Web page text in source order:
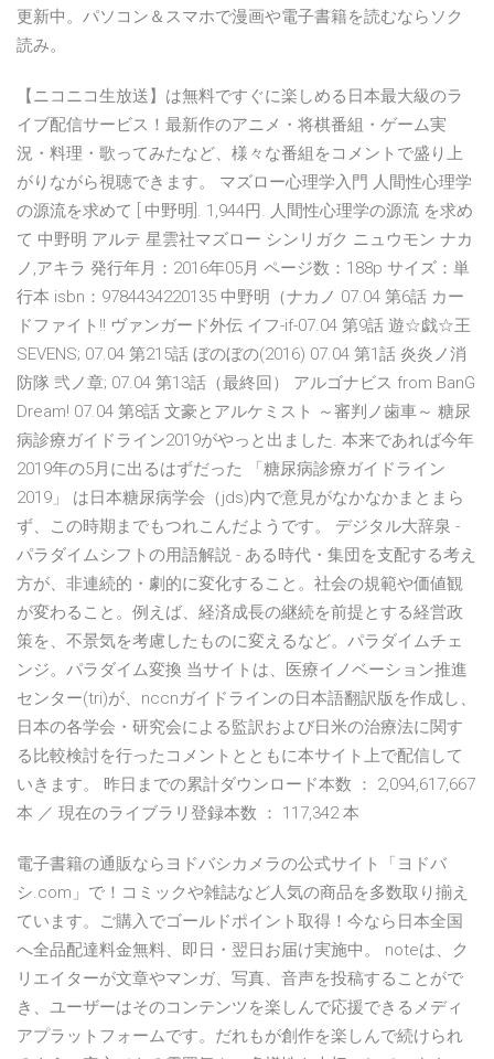
更新中。パソコン＆スマホで漫画や電子書籍を読むならソク
読み。
【ニコニコ生放送】は無料ですぐに楽しめる日本最大級のラ
イブ配信サービス！最新作のアニメ・将棋番組・ゲーム実
況・料理・歌ってみたなど、様々な番組をコメントで盛り上
がりながら視聴できます。 マズロー心理学入門 人間性心理学
の源流を求めて [ 中野明]. 1,944円. 人間性心理学の源流 を求め
て 中野明 アルテ 星雲社マズロー シンリガク ニュウモン ナカ
ノ,アキラ 発行年月：2016年05月 ページ数：188p サイズ：単
行本 isbn：9784434220135 中野明（ナカノ 07.04 第6話 カー
ドファイト!! ヴァンガード外伝 イフ-if-07.04 第9話 遊☆戯☆王
SEVENS; 07.04 第215話 ぼのぼの(2016) 07.04 第1話 炎炎ノ消
防隊 弐ノ章; 07.04 第13話（最終回） アルゴナビス from BanG
Dream! 07.04 第8話 文豪とアルケミスト ～審判ノ歯車～ 糖尿
病診療ガイドライン2019がやっと出ました. 本来であれば今年
2019年の5月に出るはずだった 「糖尿病診療ガイドライン
2019」 は日本糖尿病学会（jds)内で意見がなかなかまとまら
ず、この時期までもつれこんだようです。 デジタル大辞泉 -
パラダイムシフトの用語解説 - ある時代・集団を支配する考え
方が、非連続的・劇的に変化すること。社会の規範や価値観
が変わること。例えば、経済成長の継続を前提とする経営政
策を、不景気を考慮したものに変えるなど。パラダイムチェ
ンジ。パラダイム変換 当サイトは、医療イノベーション推進
センター(tri)が、nccnガイドラインの日本語翻訳版を作成し、
日本の各学会・研究会による監訳および日米の治療法に関す
る比較検討を行ったコメントとともに本サイト上で配信して
いきます。 昨日までの累計ダウンロード本数 ： 2,094,617,667
本 ／ 現在のライブラリ登録本数 ： 117,342 本
電子書籍の通販ならヨドバシカメラの公式サイト「ヨドバ
シ.com」で！コミックや雑誌など人気の商品を多数取り揃え
ています。ご購入でゴールドポイント取得！今なら日本全国
へ全品配達料金無料、即日・翌日お届け実施中。 noteは、ク
リエイターが文章やマンガ、写真、音声を投稿することがで
き、ユーザーはそのコンテンツを楽しんで応援できるメディ
アプラットフォームです。だれもが創作を楽しんで続けられ